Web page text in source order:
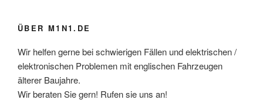
ÜBER M1N1.DE
Wir helfen gerne bei schwierigen Fällen und elektrischen /
elektronischen Problemen mit englischen Fahrzeugen
älterer Baujahre.
Wir beraten Sie gern! Rufen sie uns an!